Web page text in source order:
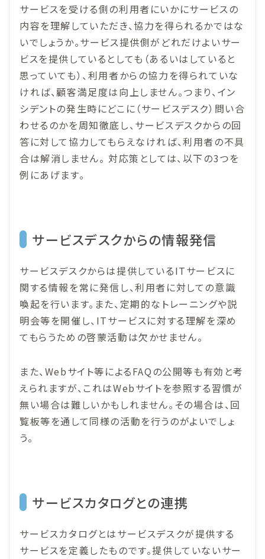
サービスを受ける側の利用者にいかにサービスの
内容を理解していただき、協力を得られるかではな
いでしょうか。サービス提供側がどれだけよいサー
ビスを提供しているとしても（あるいはしていると
思っていても）、利用者からの協力を得られていな
ければ、顧客満足度は向上しません。つまり、イン
シデントの発生時にどこに（サービスデスク）問い合
わせるのかを周知徹底し、サービスデスクからの回
答に対して協力してもらえなければ、利用者の不具
合は解消しません。 対応策としては、以下の3つを
例にあげます。
サービスデスクからの情報発信
サービスデスクからは提供しているITサービスに
関する情報を常に発信し、利用者に対しての意識
喚起を行います。また、定期的なトレーニングや説
明会等を開催し、ITサービスに対する理解を深め
てもらうための啓蒙活動は欠かせません。
また、Webサイト等によるFAQの公開等も有効と考
えられますが、これはWebサイトを参照する習慣が
無い場合は難しいかもしれません。その場合は、回
覧板等を通して同様の活動を行うのがよいでしょ
う。
サービスカタログとの連携
サービスカタログとはサービスデスクが提供する
サービスを定義したものです。提供していないサー